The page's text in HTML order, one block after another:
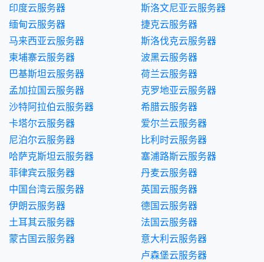
印度云服务器
缅甸云服务器
马来西亚云服务器
柬埔寨云服务器
巴基斯坦云服务器
孟加拉国云服务器
沙特阿拉伯云服务器
卡塔尔云服务器
尼泊尔云服务器
哈萨克斯坦云服务器
菲律宾云服务器
中国台湾云服务器
伊朗云服务器
土耳其云服务器
蒙古国云服务器
斯洛文尼亚云服务器
捷克云服务器
斯洛伐克云服务器
波黑云服务器
荷兰云服务器
克罗地亚云服务器
希腊云服务器
爱尔兰云服务器
比利时云服务器
塞浦路斯云服务器
丹麦云服务器
英国云服务器
德国云服务器
法国云服务器
意大利云服务器
卢森堡云服务器